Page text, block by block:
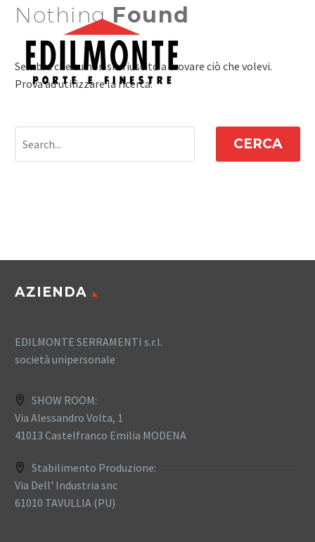
NothingFound
Sembra che tu non sia riuscito a trovare ciò che volevi.
Prova ad utilizzare la ricerca.
CERCA
AZIENDA
EDILMONTE SERRAMENTI s.r.l.
società unipersonale
SHOW ROOM:
Via Alessandro Volta, 1
41013 Castelfranco Emilia MODENA
Stabilimento Produzione:
Via Dell' Industria snc
61010 TAVULLIA (PU)